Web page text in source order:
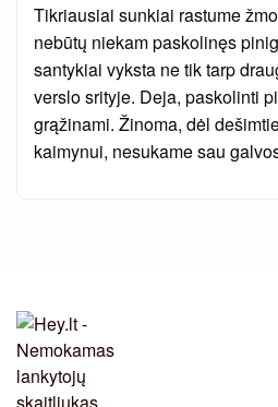
Tikriausiai sunkiai rastume
nebūtų niekam paskolinęs
santykiai vyksta ne tik tarp
verslo srityje. Deja, paskolinti
grąžinami. Žinoma, dėl
kaimynui, nesukame sau